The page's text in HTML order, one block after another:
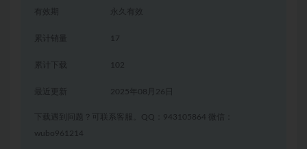
有效期 永久有效
累计销量 17
累计下载 102
2025年08月26日
下载遇到问题？可联系客服。QQ：943105864 微信：
wubo961214